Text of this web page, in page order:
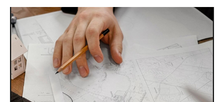
снятие. В целом не давать им взаймы сегодня просят 543 с
лишним тысячи человек. Почти 89 тысяч за это время решили
запрет отозвать. При этом, утверждают аналитики бюро,
примерно каждый пятый из тех, кто установил самозапрет,
никогда кредиты не брал, столько же погасили долги недавно,
а больше половины имеют долговые обязательства сейчас.